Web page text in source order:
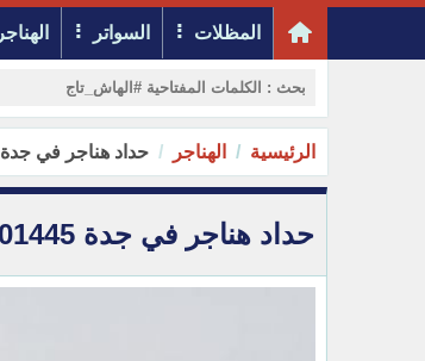
المظلات السواتر الهناجر
الرئيسية الهناجر حداد هناجر في جدة 0500301445
حداد هناجر في جدة 0500301445